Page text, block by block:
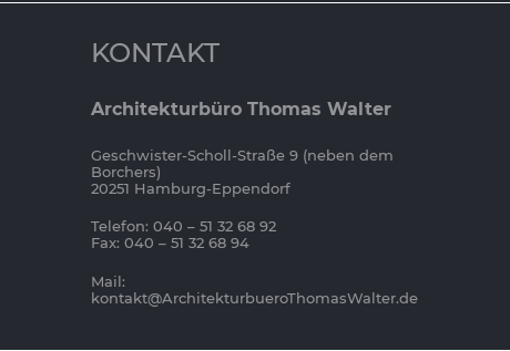
KONTAKT
Architekturbüro Thomas Walter
Geschwister-Scholl-Straße 9 (neben dem
Borchers)
20251 Hamburg-Eppendorf
Telefon: 040 – 51 32 68 92
Fax: 040 – 51 32 68 94
Mail:
kontakt@ArchitekturbueroThomasWalter.de